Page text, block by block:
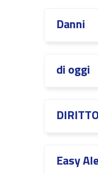
Danni
di oggi
Easy